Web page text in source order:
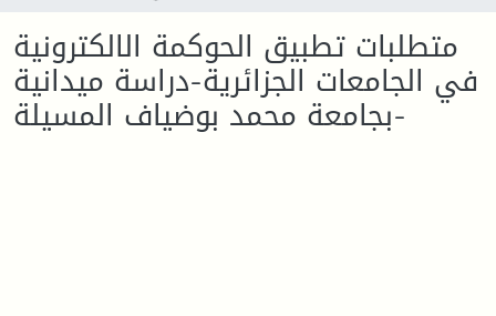
متطلبات تطبيق الحوكمة الالكترونية
في الجامعات الجزائرية-دراسة ميدانية
بجامعة محمد بوضياف المسيلة-